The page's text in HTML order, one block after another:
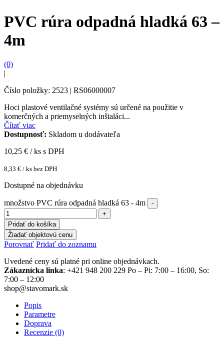
PVC rúra odpadná hladká 63 –
4m
(0)
|
Číslo položky: 2523 | RS06000007
Hoci plastové ventilačné systémy sú určené na použitie v
komerčných a priemyselných inštaláci...
Čítať viac
Dostupnosť: Skladom u dodávateľa
10,25 € / ks s DPH
8,33 € / ks bez DPH
Dostupné na objednávku
množstvo PVC rúra odpadná hladká 63 - 4m
Pridať do košíka
Žiadať objektovú cenu
Porovnať Pridať do zoznamu
Uvedené ceny sú platné pri online objednávkach.
Zákaznícka linka: +421 948 200 229 Po – Pi: 7:00 – 16:00, So:
7:00 – 12:00
shop@stavomark.sk
Popis
Parametre
Doprava
Recenzie (0)